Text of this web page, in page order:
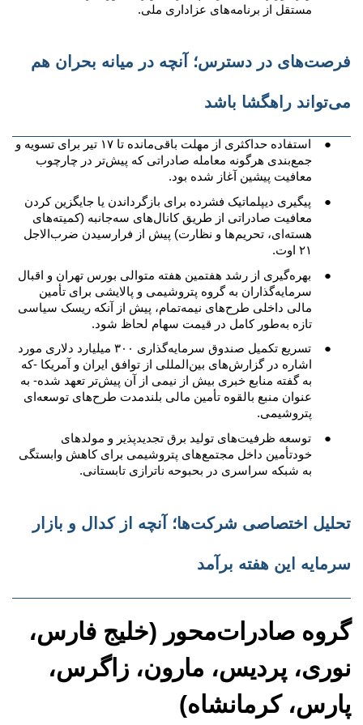
مستقل از برنامه‌های عزاداری ملی.
فرصت‌های در دسترس؛ آنچه در میانه بحران هم
می‌تواند راهگشا باشد
●
استفاده حداکثری از مهلت باقی‌مانده تا ۱۷ تیر برای تسویه و
جمع‌بندی هرگونه معامله صادراتی که پیش‌تر در چارچوب
معافیت پیشین آغاز شده بود.
●
پیگیری دیپلماتیک فشرده برای بازگرداندن یا جایگزین کردن
معافیت صادراتی از طریق کانال‌های سه‌جانبه (کمیته‌های
هسته‌ای، تحریم‌ها و نظارت) پیش از فرارسیدن ضرب‌الاجل
۲۱ اوت.
●
بهره‌گیری از رشد هفتمین هفته متوالی بورس تهران و اقبال
سرمایه‌گذاران به گروه پتروشیمی و پالایشی برای تأمین
مالی داخلی طرح‌های نیمه‌تمام، پیش از آنکه ریسک سیاسی
تازه به‌طور کامل در قیمت سهام لحاظ شود.
●
تسریع تکمیل صندوق سرمایه‌گذاری ۳۰۰ میلیارد دلاری مورد
اشاره در گزارش‌های بین‌المللی از توافق ایران و آمریکا -که
به گفته منابع خبری بیش از نیمی از آن پیش‌تر تعهد شده- به
عنوان منبع بالقوه تأمین مالی بلندمدت طرح‌های توسعه‌ای
پتروشیمی.
●
توسعه ظرفیت‌های تولید برق تجدیدپذیر و مولدهای
خودتأمین داخل مجتمع‌های پتروشیمی برای کاهش وابستگی
به شبکه سراسری در بحبوحه ناترازی تابستانی.
تحلیل اختصاصی شرکت‌ها؛ آنچه از کدال و بازار
سرمایه این هفته برآمد
گروه صادرات‌محور (خلیج فارس،
نوری، پردیس، مارون، زاگرس،
پارس، کرمانشاه)